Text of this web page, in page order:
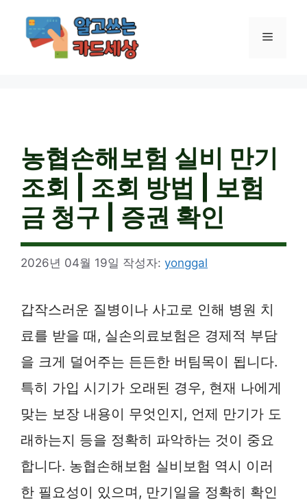
메
농협손해보험 실비 만기
조회 | 조회 방법 | 보험
금 청구 | 증권 확인
2026년 04월 19일 작성자: yonggal
갑작스러운 질병이나 사고로 인해 병원 치
료를 받을 때, 실손의료보험은 경제적 부담
을 크게 덜어주는 든든한 버팀목이 됩니다.
특히 가입 시기가 오래된 경우, 현재 나에게
맞는 보장 내용이 무엇인지, 언제 만기가 도
래하는지 등을 정확히 파악하는 것이 중요
합니다. 농협손해보험 실비보험 역시 이러
한 필요성이 있으며, 만기일을 정확히 확인